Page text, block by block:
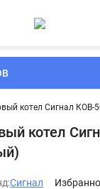
котел Сигнал КОВ-
котел
Сигнал